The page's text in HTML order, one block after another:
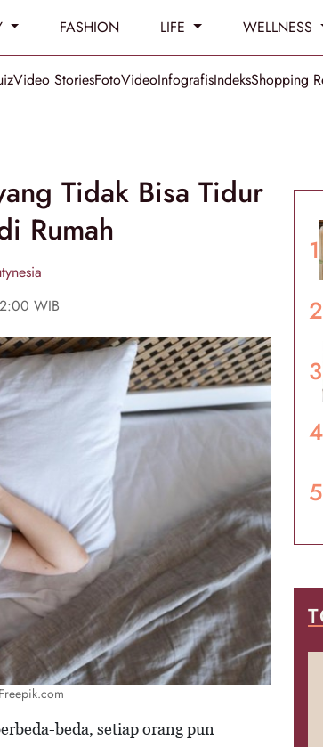
FASHION LIFE WELLNESS
Video StoriesFotoVideoInfografisIndeksShopping
Tidak Bisa Tidur
Rumah
WIB
beda, setiap orang pun